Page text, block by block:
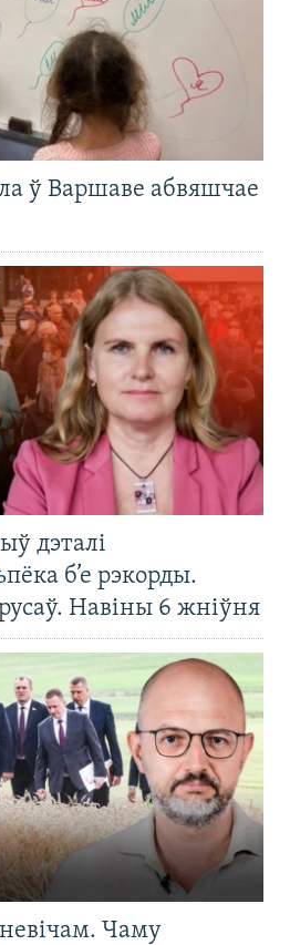
ў Варшаве абвяшчае
дэталі
б’е рэкорды.
Навіны 6 жніўня
Чаму